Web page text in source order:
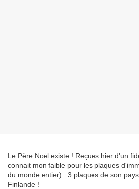
Le Père Noël existe ! Reçues hier d'un
connait mon faible pour les plaques
du monde entier) : 3 plaques de son
Finlande !